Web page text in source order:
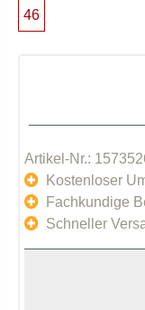
46
Artikel-Nr.:
Kostenloser
Fachkundige
Schneller